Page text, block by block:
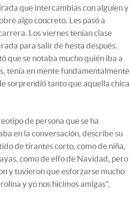
que intercambias con alguien y
algo concreto. Les pasó a
Los viernes tenían clase
para salir de fiesta después.
que se notaba mucho quién iba a
tenía en mente fundamentalmente
sorprendió tanto que aquella chica
de persona que se ha
en la conversación, describe su
de tirantes corto, como de niña,
como de elfo de Navidad, pero
y tuvieron que esforzarse mucho
y yo nos hicimos amigas",